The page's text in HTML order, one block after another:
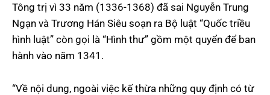
Tông trị vì 33 năm (1336-1368) đã sai Nguyễn Trung
Ngạn và Trương Hán Siêu soạn ra Bộ luật “Quốc triều
hình luật” còn gọi là “Hình thư” gồm một quyển để ban
hành vào năm 1341.
“Về nội dung, ngoài việc kế thừa những quy định có từ